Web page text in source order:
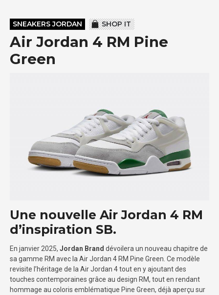
SNEAKERS JORDAN SHOP IT
Air Jordan 4 RM Pine
Green
Une nouvelle Air Jordan 4 RM
d’inspiration SB.
En janvier 2025, Jordan Brand dévoilera un nouveau chapitre de
sa gamme RM avec la Air Jordan 4 RM Pine Green. Ce modèle
revisite l’héritage de la Air Jordan 4 tout en y ajoutant des
touches contemporaines grâce au design RM, tout en rendant
hommage au coloris emblématique Pine Green, déjà aperçu sur